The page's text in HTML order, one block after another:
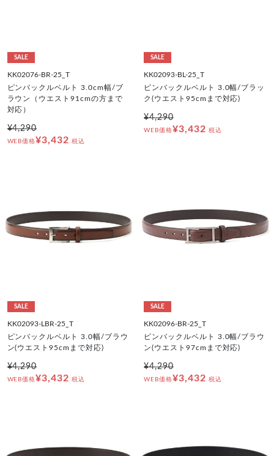
SALE
KK02076-BR-25_T
ピンバックルベルト 3.0cm幅/ブ
ラウン（ウエスト91cmの方まで
対応）
¥4,290
WEB価格¥3,432 税込
SALE
KK02093-BL-25_T
ピンバックルベルト 3.0幅/ブラッ
ク(ウエスト95cmまで対応)
¥4,290
WEB価格¥3,432 税込
SALE
KK02093-LBR-25_T
ピンバックルベルト 3.0幅/ブラウ
ン(ウエスト95cmまで対応)
¥4,290
WEB価格¥3,432 税込
SALE
KK02096-BR-25_T
ピンバックルベルト 3.0幅/ブラウ
ン(ウエスト97cmまで対応)
¥4,290
WEB価格¥3,432 税込